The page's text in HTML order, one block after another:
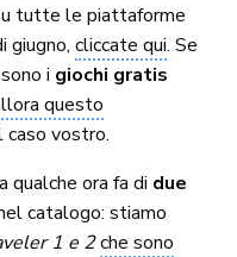
tutte le piattaforme
giugno,cliccate qui. Se
i giochi gratis
questo
caso vostro.
qualche ora fa di due
catalogo: stiamo
1 e 2che sono